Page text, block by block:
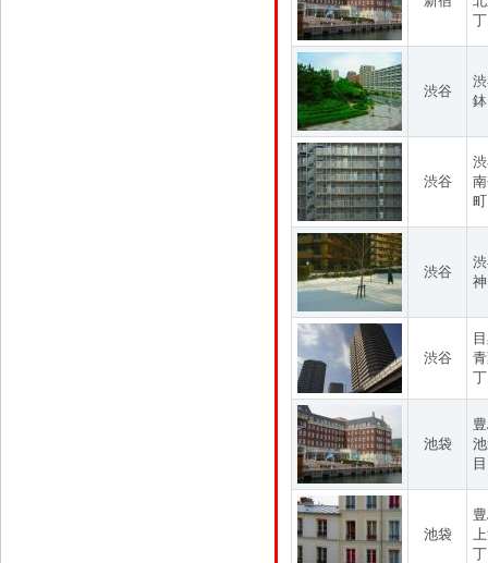
渋谷
渋谷
渋谷
渋谷
池袋
池袋